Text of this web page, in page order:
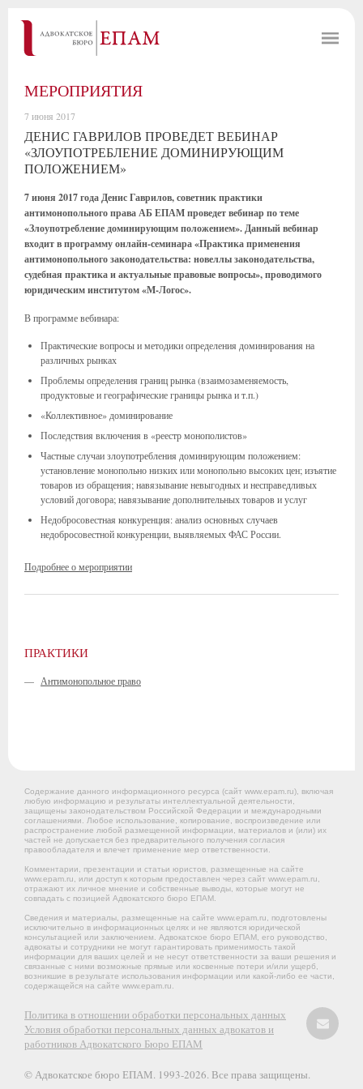
МЕРОПРИЯТИЯ
7 июня 2017
ДЕНИС ГАВРИЛОВ ПРОВЕДЕТ ВЕБИНАР
«ЗЛОУПОТРЕБЛЕНИЕ ДОМИНИРУЮЩИМ
ПОЛОЖЕНИЕМ»
7 июня 2017 года Денис Гаврилов, советник практики
антимонопольного права АБ ЕПАМ проведет вебинар по теме
«Злоупотребление доминирующим положением». Данный вебинар
входит в программу онлайн-семинара «Практика применения
антимонопольного законодательства: новеллы законодательства,
судебная практика и актуальные правовые вопросы», проводимого
юридическим институтом «М-Логос».
В программе вебинара:
Практические вопросы и методики определения доминирования на
различных рынках
Проблемы определения границ рынка (взаимозаменяемость,
продуктовые и географические границы рынка и т.п.)
«Коллективное» доминирование
Последствия включения в «реестр монополистов»
Частные случаи злоупотребления доминирующим положением:
установление монопольно низких или монопольно высоких цен; изъятие
товаров из обращения; навязывание невыгодных и несправедливых
условий договора; навязывание дополнительных товаров и услуг
Недобросовестная конкуренция: анализ основных случаев
недобросовестной конкуренции, выявляемых ФАС России.
Подробнее о мероприятии
ПРАКТИКИ
— Антимонопольное право
Содержание данного информационного ресурса (сайт www.epam.ru), включая
любую информацию и результаты интеллектуальной деятельности,
защищены законодательством Российской Федерации и международными
соглашениями. Любое использование, копирование, воспроизведение или
распространение любой размещенной информации, материалов и (или) их
частей не допускается без предварительного получения согласия
правообладателя и влечет применение мер ответственности.
Комментарии, презентации и статьи юристов, размещенные на сайте
www.epam.ru, или доступ к которым предоставлен через сайт www.epam.ru,
отражают их личное мнение и собственные выводы, которые могут не
совпадать с позицией Адвокатского бюро ЕПАМ.
Сведения и материалы, размещенные на сайте www.epam.ru, подготовлены
исключительно в информационных целях и не являются юридической
консультацией или заключением. Адвокатское бюро ЕПАМ, его руководство,
адвокаты и сотрудники не могут гарантировать применимость такой
информации для ваших целей и не несут ответственности за ваши решения и
связанные с ними возможные прямые или косвенные потери и/или ущерб,
возникшие в результате использования информации или какой-либо ее части,
содержащейся на сайте www.epam.ru.
Политика в отношении обработки персональных данных
Условия обработки персональных данных адвокатов и
работников Адвокатского Бюро ЕПАМ
© Адвокатское бюро ЕПАМ. 1993-2026. Все права защищены.